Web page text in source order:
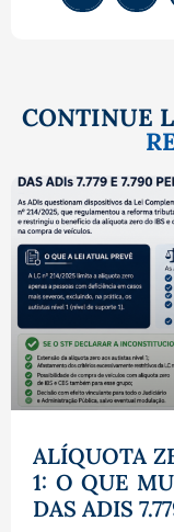
CONTINUE
ALÍQUOTA
1: O QUE
DAS ADIS